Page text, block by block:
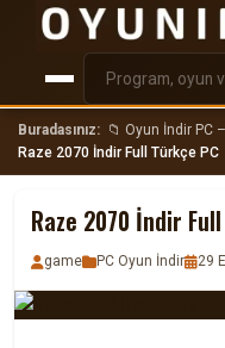
Buradasınız: 📁 Oyun İndir PC
Raze 2070 İndir Full Türkçe PC
Raze 2070 İndir
game PC Oyun İndir 29